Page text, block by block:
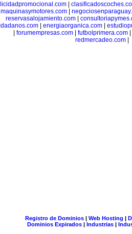
|
maquinasymotores.com|
reservasalojamiento.com
| energiaorganica.com|
forumempresas.com futbolprimera.com
redmercadeo.com|
Registro de Dominios| Web Hosting |
Dominios Expirados | Industrias |